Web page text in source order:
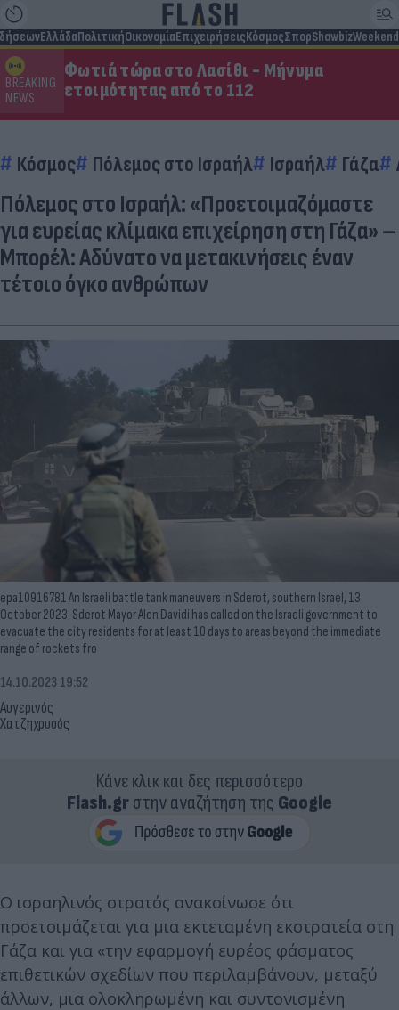
ΕλλάδαΠολιτικήΟικονομίαΕπιχειρήσειςΚόσμοςΣπορShowbizWeekend
BREAKING
NEWS
Φωτιά τώρα στο Λασίθι - Μήνυμα
ετοιμότητας από το 112
Κόσμος Πόλεμος στο Ισραήλ Ισραήλ Γάζα
Πόλεμος στο Ισραήλ: «Προετοιμαζόμαστε
για ευρείας κλίμακα επιχείρηση στη Γάζα» –
Μπορέλ: Αδύνατο να μετακινήσεις έναν
τέτοιο όγκο ανθρώπων
epa10916781 An Israeli battle tank maneuvers in Sderot, southern Israel, 13
October 2023. Sderot Mayor Alon Davidi has called on the Israeli government to
evacuate the city residents for at least 10 days to areas beyond the immediate
range of rockets fro
Αυγερινός
Χατζηχρυσός
14.10.2023 19:52
Κάνε κλικ και δες περισσότερο
Flash.grστην αναζήτηση της Google
Ο ισραηλινός στρατός ανακοίνωσε ότι
προετοιμάζεται για μια εκτεταμένη εκστρατεία στη
Γάζα και για «την εφαρμογή ευρέος φάσματος
επιθετικών σχεδίων που περιλαμβάνουν, μεταξύ
άλλων, μια ολοκληρωμένη και συντονισμένη